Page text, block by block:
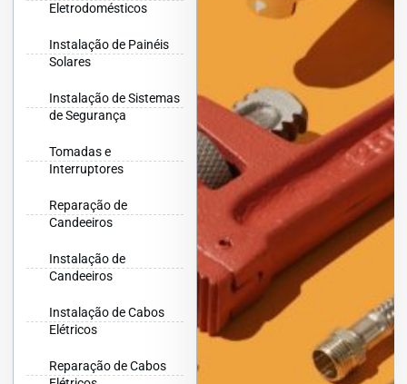
Eletrodomésticos
Instalação de Painéis
Solares
Instalação de Sistemas
de Segurança
Tomadas e
Interruptores
Reparação de
Candeeiros
Instalação de
Candeeiros
Instalação de Cabos
Elétricos
Reparação de Cabos